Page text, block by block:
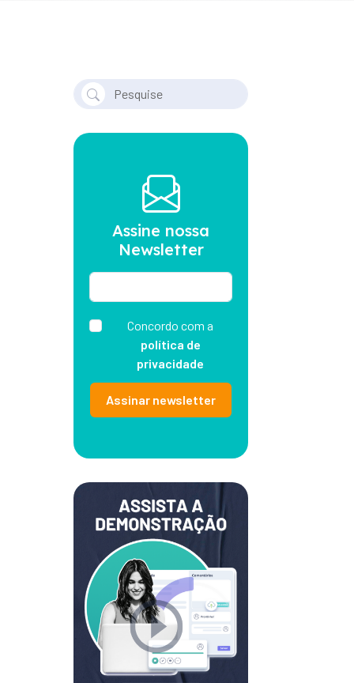
Assine nossa
Newsletter
Concordo com a
política de
privacidade
Assinar newsletter